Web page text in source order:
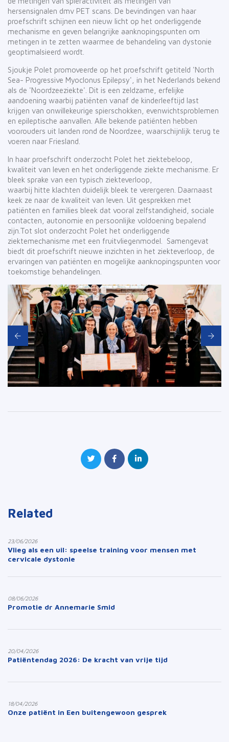
hersensignalen dmv PET scans. De bevindingen van haar
proefschrift schijnen een nieuw licht op het onderliggende
mechanisme en geven belangrijke aanknopingspunten om
metingen in te zetten waarmee de behandeling van dystonie
geoptimalsieerd wordt.
Sjoukje Polet promoveerde op het proefschrift getiteld 'North
Sea- Progressive Myoclonus Epilepsy', in het Nederlands bekend
als de 'Noordzeeziekte'. Dit is een zeldzame, erfelijke
aandoening waarbij patiënten vanaf de kinderleeftijd last
krijgen van onwillekeurige spierschokken, evenwichtsproblemen
en epileptische aanvallen. Alle bekende patiënten hebben
voorouders uit landen rond de Noordzee, waarschijnlijk terug te
voeren naar Friesland.
In haar proefschrift onderzocht Polet het ziektebeloop,
kwaliteit van leven en het onderliggende ziekte mechanisme. Er
bleek sprake van een typisch ziekteverloop,
waarbij hitte klachten duidelijk bleek te verergeren. Daarnaast
keek ze naar de kwaliteit van leven. Uit gesprekken met
patiënten en families bleek dat vooral zelfstandigheid, sociale
contacten, autonomie en persoonlijke voldoening bepalend
zijn.Tot slot onderzocht Polet het onderliggende
ziektemechanisme met een fruitvliegenmodel. Samengevat
biedt dit proefschrift nieuwe inzichten in het ziekteverloop, de
ervaringen van patiënten en mogelijke aanknopingspunten voor
toekomstige behandelingen.
Related
23/06/2026
Vlieg als een uil: speelse training voor mensen met
cervicale dystonie
08/06/2026
Promotie dr Annemarie Smid
20/04/2026
Patiëntendag 2026: De kracht van vrije tijd
18/04/2026
Onze patiënt in Een buitengewoon gesprek